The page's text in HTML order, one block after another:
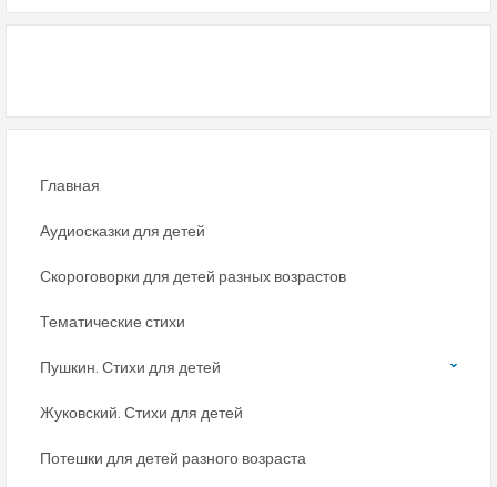
Главная
Аудиосказки для детей
Скороговорки для детей разных возрастов
Тематические стихи
Пушкин. Стихи для детей
Жуковский. Стихи для детей
Потешки для детей разного возраста